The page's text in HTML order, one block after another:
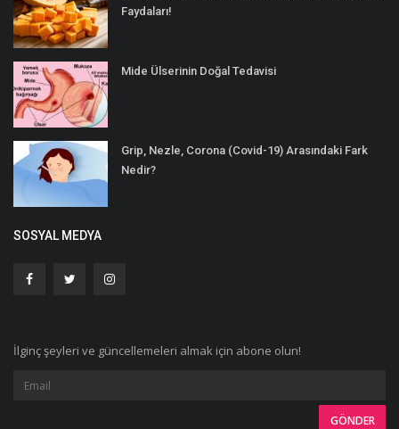
Faydaları!
Mide Ülserinin Doğal Tedavisi
Grip, Nezle, Corona (Covid-19) Arasındaki Fark
Nedir?
SOSYAL MEDYA
İlginç şeyleri ve güncellemeleri almak için abone olun!